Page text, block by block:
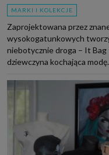
MARKI I KOLEKCJE
Zaprojektowana przez
wysokogatunkowych
niebotycznie droga – It
dziewczyna kochająca